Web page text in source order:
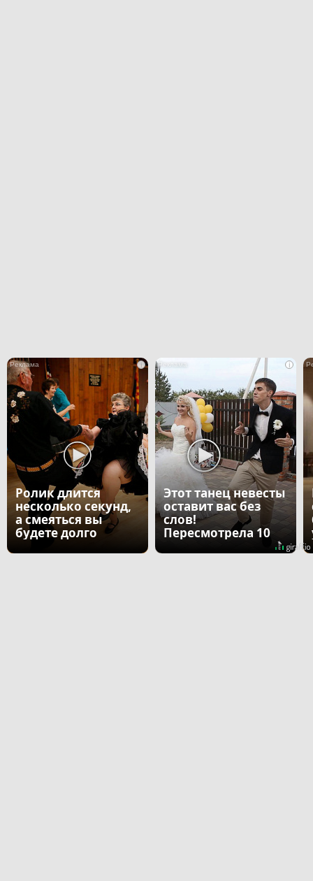
i
Ролик длится
несколько секунд,
а смеяться вы
будете долго
i
Этот танец невесты
оставит вас без
слов!
Пересмотрела 10